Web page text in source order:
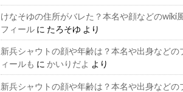
けなそゆの住所がバレた？本名や顔などのwiki
フィール に たろそゆ より
新兵シャウトの顔や年齢は？本名や出身などの
ィールも に かいりだよ より
新兵シャウトの顔や年齢は？本名や出身などの